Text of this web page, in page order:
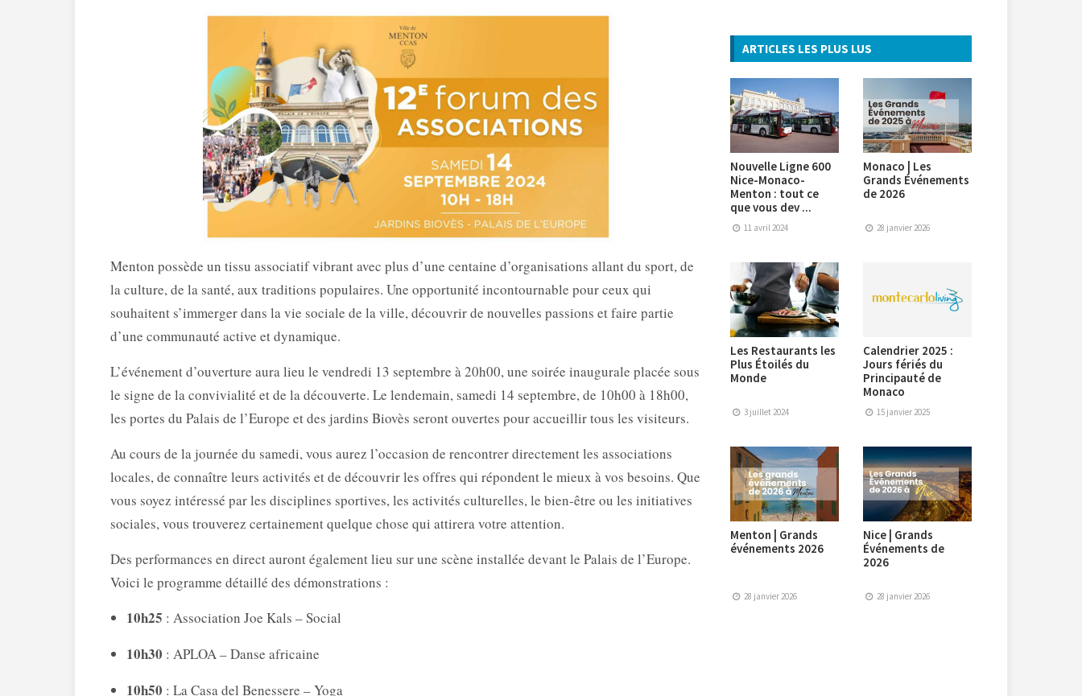
Menton possède un tissu associatif vibrant avec plus d’une centaine d’organisations allant du sport, de
la culture, de la santé, aux traditions populaires. Une opportunité incontournable pour ceux qui
souhaitent s’immerger dans la vie sociale de la ville, découvrir de nouvelles passions et faire partie
d’une communauté active et dynamique.
L’événement d’ouverture aura lieu le vendredi 13 septembre à 20h00, une soirée inaugurale placée sous
le signe de la convivialité et de la découverte. Le lendemain, samedi 14 septembre, de 10h00 à 18h00,
les portes du Palais de l’Europe et des jardins Biovès seront ouvertes pour accueillir tous les visiteurs.
Au cours de la journée du samedi, vous aurez l’occasion de rencontrer directement les associations
locales, de connaître leurs activités et de découvrir les offres qui répondent le mieux à vos besoins. Que
vous soyez intéressé par les disciplines sportives, les activités culturelles, le bien-être ou les initiatives
sociales, vous trouverez certainement quelque chose qui attirera votre attention.
Des performances en direct auront également lieu sur une scène installée devant le Palais de l’Europe.
Voici le programme détaillé des démonstrations :
10h25 : Association Joe Kals – Social
10h30 : APLOA – Danse africaine
10h50 : La Casa del Benessere – Yoga
ARTICLES LES PLUS LUS
Nouvelle Ligne 600
Nice-Monaco-
Menton : tout ce
que vous dev ...
11 avril 2024
Monaco | Les
Grands Événements
de 2026
28 janvier 2026
Les Restaurants les
Plus Étoilés du
Monde
3 juillet 2024
Calendrier 2025 :
Jours fériés du
Principauté de
Monaco
15 janvier 2025
Menton | Grands
événements 2026
28 janvier 2026
Nice | Grands
Événements de
2026
28 janvier 2026